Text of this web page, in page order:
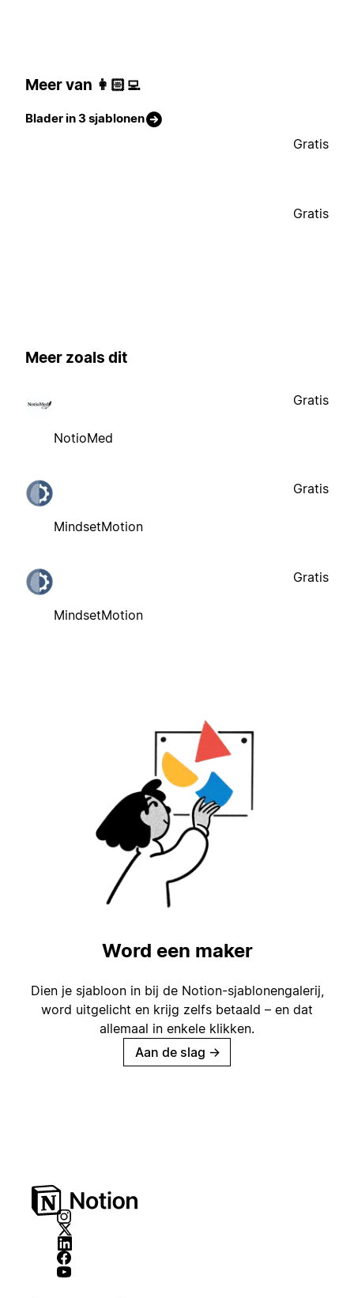
Meer van 👩🏻‍💻
Blader in 3 sjablonen
Gratis
Gratis
Meer zoals dit
NotioMed
Gratis
MindsetMotion
Gratis
MindsetMotion
Gratis
Word een maker
Dien je sjabloon in bij de Notion-sjablonengalerij,
word uitgelicht en krijg zelfs betaald – en dat
allemaal in enkele klikken.
Aan de slag →